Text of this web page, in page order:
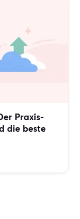
Praxis-
die beste